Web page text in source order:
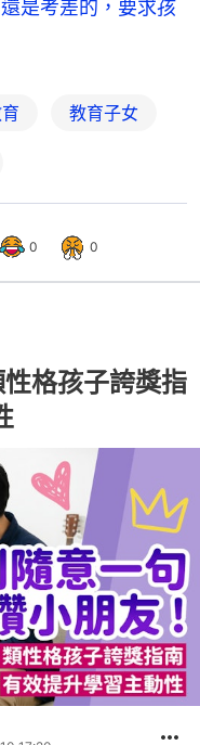
是考差的，要求孩
教育子女
0 0
格孩子誇獎指